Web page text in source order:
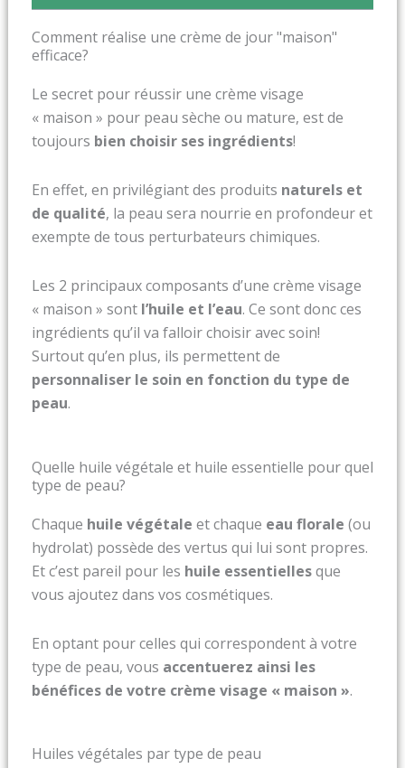
Comment réalise une crème de jour "maison"
efficace?
Le secret pour réussir une crème visage
« maison » pour peau sèche ou mature, est de
toujours bien choisir ses ingrédients!
En effet, en privilégiant des produits naturels et
de qualité, la peau sera nourrie en profondeur et
exempte de tous perturbateurs chimiques.
Les 2 principaux composants d’une crème visage
« maison » sont l’huile et l’eau. Ce sont donc ces
ingrédients qu’il va falloir choisir avec soin!
Surtout qu’en plus, ils permettent de
personnaliser le soin en fonction du type de
peau.
Quelle huile végétale et huile essentielle pour quel
type de peau?
Chaque huile végétale et chaque eau florale (ou
hydrolat) possède des vertus qui lui sont propres.
Et c’est pareil pour les huile essentiellesque
vous ajoutez dans vos cosmétiques.
En optant pour celles qui correspondent à votre
type de peau, vous accentuerez ainsi les
bénéfices de votre crème visage « maison ».
Huiles végétales par type de peau